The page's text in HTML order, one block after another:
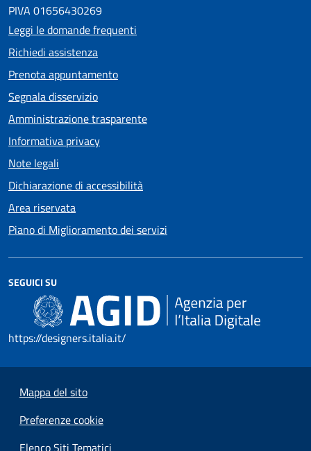
PIVA 01656430269
Leggi le domande frequenti
Richiedi assistenza
Prenota appuntamento
Segnala disservizio
Amministrazione trasparente
Informativa privacy
Note legali
Dichiarazione di accessibilità
Area riservata
Piano di Miglioramento dei servizi
SEGUICI SU
https://designers.italia.it/
Mappa del sito
Preferenze cookie
Elenco Siti Tematici